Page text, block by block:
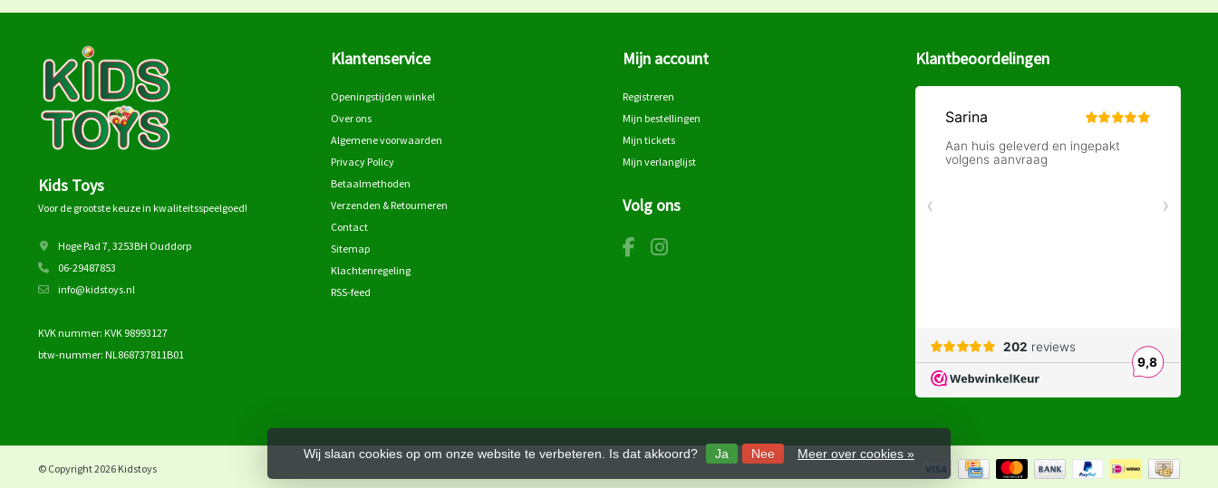
Wij slaan cookies op om onze website te verbeteren. Is dat akkoord? Ja Nee Meer over cookies »
Kids Toys
Voor de grootste keuze in kwaliteitsspeelgoed!
Hoge Pad 7, 3253BH Ouddorp
06-29487853
info@kidstoys.nl
KVK nummer: KVK 98993127
btw-nummer: NL868737811B01
Klantenservice
Openingstijden winkel
Over ons
Algemene voorwaarden
Privacy Policy
Betaalmethoden
Verzenden & Retourneren
Contact
Sitemap
Klachtenregeling
RSS-feed
Mijn account
Registreren
Mijn bestellingen
Mijn tickets
Mijn verlanglijst
Volg ons
Klantbeoordelingen
© Copyright 2026 Kidstoys